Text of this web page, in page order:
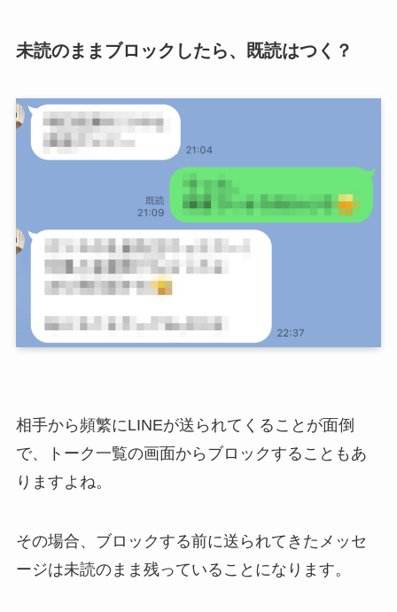
未読のままブロックしたら、既読はつく？
相手から頻繁にLINEが送られてくることが面倒
で、トーク一覧の画面からブロックすることもあ
りますよね。
その場合、ブロックする前に送られてきたメッセ
ージは未読のまま残っていることになります。